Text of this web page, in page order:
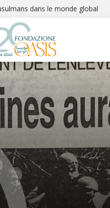
dans le monde global